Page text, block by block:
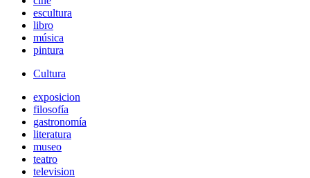
escultura
libro
música
pintura
Cultura
exposicion
filosofía
gastronomía
literatura
museo
teatro
television